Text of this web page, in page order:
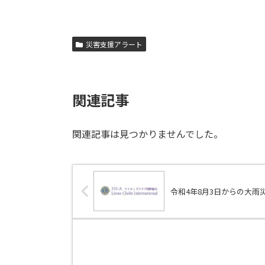
災害支援アラート
関連記事
関連記事は見つかりませんでした。
令和4年8月3日からの大雨